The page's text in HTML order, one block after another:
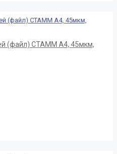
(файл) СТАММ А4, 45мкм,